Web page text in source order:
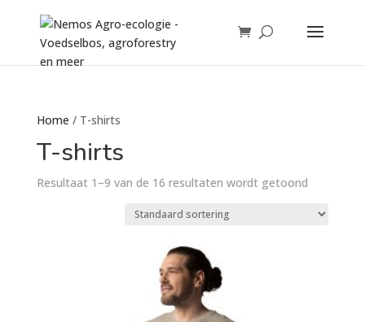
Home / T-shirts
T-shirts
Resultaat 1–9 van de 16 resultaten wordt getoond